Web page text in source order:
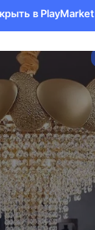
в PlayMarket